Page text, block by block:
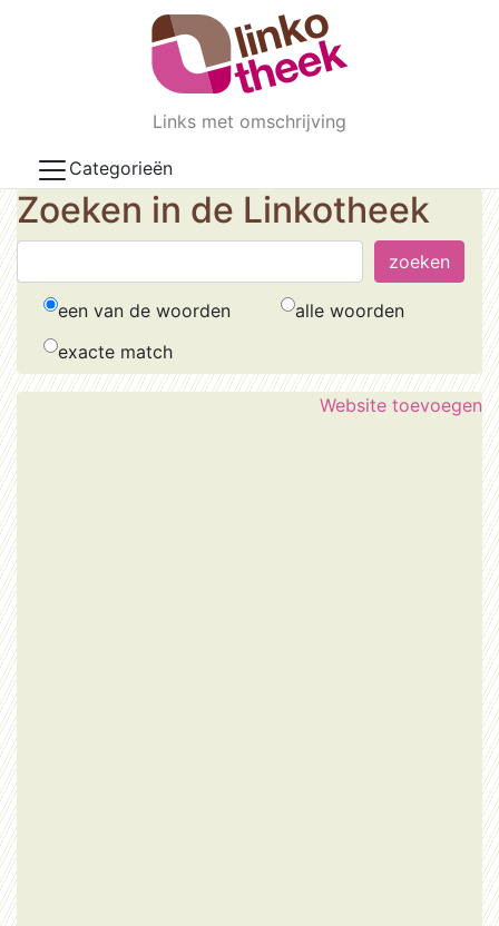
Skip to main content
Links met omschrijving
Categorieën
Zoeken in de Linkotheek
een van de woorden
alle woorden
exacte match
Website toevoegen